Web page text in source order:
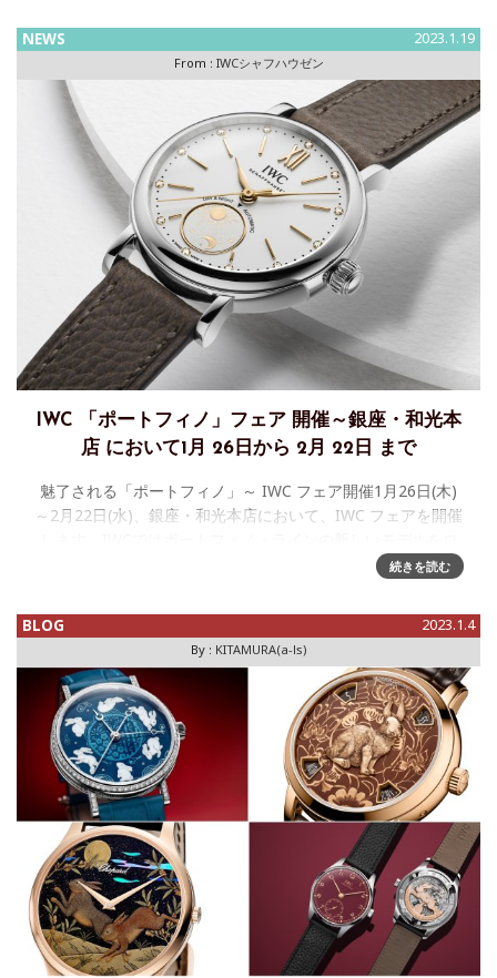
NEWS 2023.1.19
From : IWCシャフハウゼン
IWC 「ポートフィノ」フェア 開催～銀座・和光本
店 において1月 26日から 2月 22日 まで
魅了される「ポートフィノ」～ IWC フェア開催1月26日(木)
～2月22日(水)、銀座・和光本店において、IWC フェアを開催
ンチし、充実したラインアップをご用意しております
続きを読む
BLOG 2023.1.4
By : KITAMURA(a-ls)